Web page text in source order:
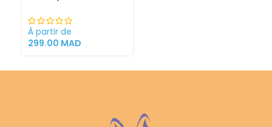
À partir de
299.00 MAD